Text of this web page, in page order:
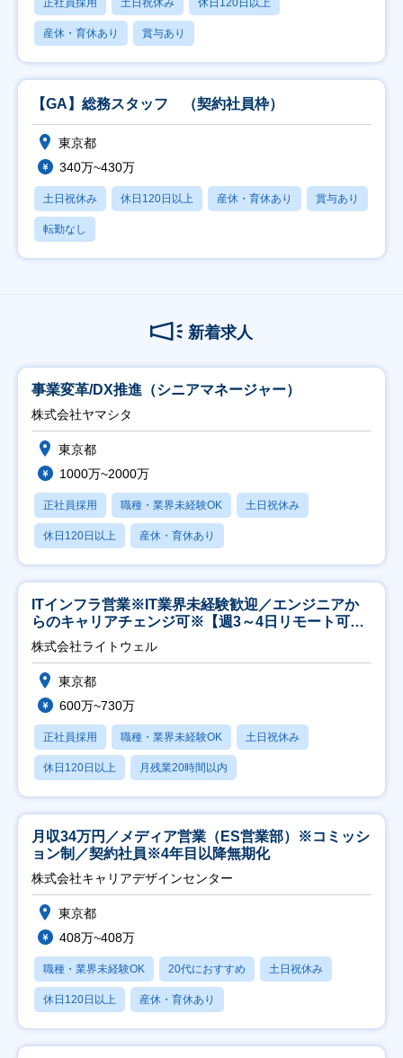
正社員採用 土日祝休み 休日120日以上
産休・育休あり 賞与あり
【GA】総務スタッフ （契約社員枠）
東京都
340万~430万
土日祝休み 休日120日以上 産休・育休あり 賞与あり
転勤なし
新着求人
事業変革/DX推進（シニアマネージャー）
株式会社ヤマシタ
東京都
1000万~2000万
正社員採用 職種・業界未経験OK 土日祝休み
休日120日以上 産休・育休あり
ITインフラ営業※IT業界未経験歓迎／エンジニアか
らのキャリアチェンジ可※【週3～4日リモート可
能】
株式会社ライトウェル
東京都
600万~730万
正社員採用 職種・業界未経験OK 土日祝休み
休日120日以上 月残業20時間以内
月収34万円／メディア営業（ES営業部）※コミッシ
ョン制／契約社員※4年目以降無期化
株式会社キャリアデザインセンター
東京都
408万~408万
職種・業界未経験OK 20代におすすめ 土日祝休み
休日120日以上 産休・育休あり